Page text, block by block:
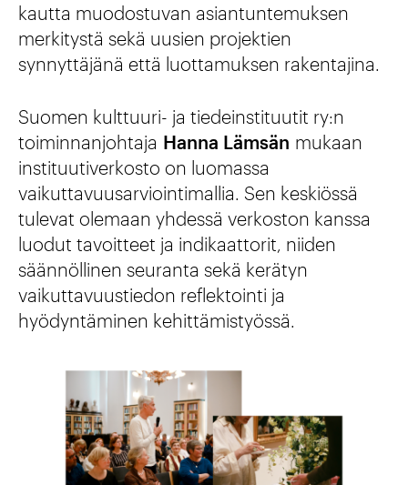
kautta muodostuvan asiantuntemuksen
merkitystä sekä uusien projektien
synnyttäjänä että luottamuksen rakentajina.
Suomen kulttuuri- ja tiedeinstituutit ry:n
toiminnanjohtaja Hanna Lämsän mukaan
instituutiverkosto on luomassa
vaikuttavuusarviointimallia. Sen keskiössä
tulevat olemaan yhdessä verkoston kanssa
luodut tavoitteet ja indikaattorit, niiden
säännöllinen seuranta sekä kerätyn
vaikuttavuustiedon reflektointi ja
hyödyntäminen kehittämistyössä.